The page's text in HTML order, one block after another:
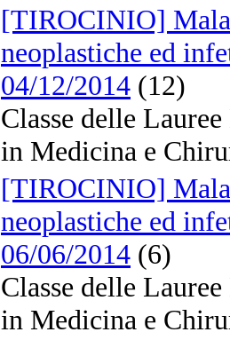
[TIROCINIO]
neoplastiche ed
04/12/2014 (12)
Classe delle
in Medicina e
[TIROCINIO]
neoplastiche ed
06/06/2014 (6)
Classe delle
in Medicina e